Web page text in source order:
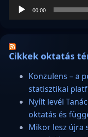
00:00
Cikkek oktatás
Konzulens – a
statisztikai
Nyílt levél
oktatás és
Mikor lesz újra